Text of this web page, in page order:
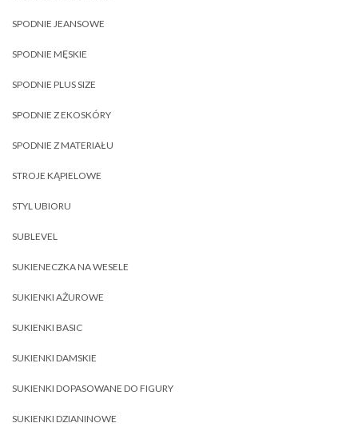
SPODNIE JEANSOWE
SPODNIE MĘSKIE
SPODNIE PLUS SIZE
SPODNIE Z EKOSKÓRY
SPODNIE Z MATERIAŁU
STROJE KĄPIELOWE
STYL UBIORU
SUBLEVEL
SUKIENECZKA NA WESELE
SUKIENKI AŻUROWE
SUKIENKI BASIC
SUKIENKI DAMSKIE
SUKIENKI DOPASOWANE DO FIGURY
SUKIENKI DZIANINOWE